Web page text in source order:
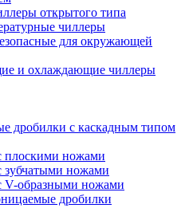
открытого типа
чиллеры
для окружающей
и охлаждающие чиллеры
дробилки с каскадным типом
плоскими ножами
зубчатыми ножами
V-образными ножами
дробилки